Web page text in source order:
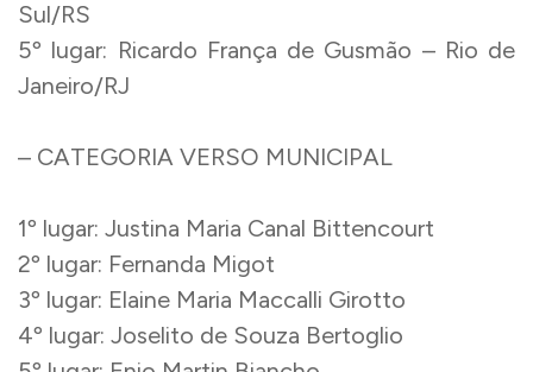
Sul/RS
5º lugar: Ricardo França de Gusmão – Rio de
Janeiro/RJ
– CATEGORIA VERSO MUNICIPAL
1º lugar: Justina Maria Canal Bittencourt
2º lugar: Fernanda Migot
3º lugar: Elaine Maria Maccalli Girotto
4º lugar: Joselito de Souza Bertoglio